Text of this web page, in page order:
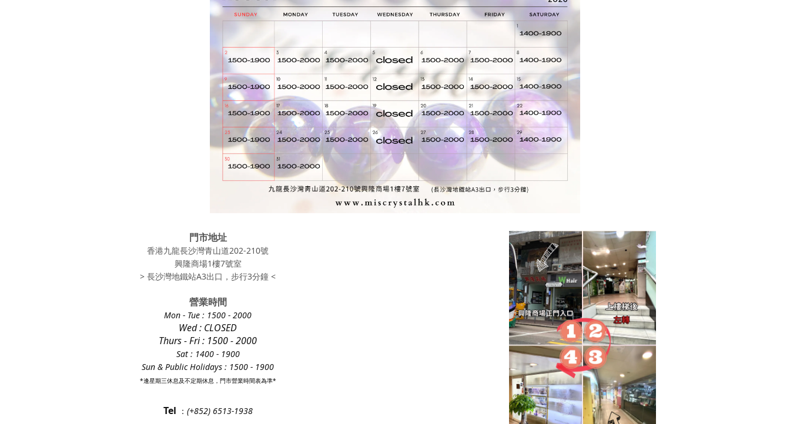
門市地址
香港九龍長沙灣青山道202-210號
興隆商場1樓7號室
> 長沙灣地鐵站A3出口，步行3分鐘 <
營業時間
Mon - Tue : 1500 - 2000
Wed : CLOSED
Thurs - Fri: 1500 - 2000
Sat : 1400 - 1900
Sun & Public Holidays : 1500 - 1900
*逢星期三休息及不定期休息，門市營業時間表為準*
Tel ： (+852) 6513-1938